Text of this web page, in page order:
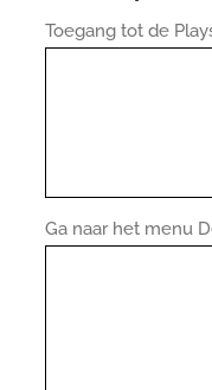
Toegang tot de
Ga naar het menu